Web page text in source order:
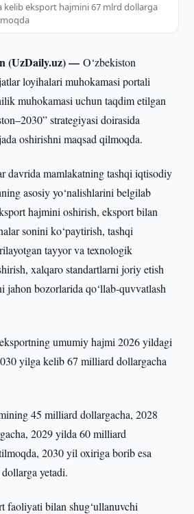
kelib eksport hajmini 67 mlrd dollarga
(UzDaily.uz) —O‘zbekiston
loyihalari muhokamasi portali
muhokamasi uchun taqdim etilgan
strategiyasi doirasida
oshirishni maqsad qilmoqda.
davrida mamlakatning tashqi iqtisodiy
asosiy yo‘nalishlarini belgilab
hajmini oshirish, eksport bilan
sonini ko‘paytirish, tashqi
tayyor va texnologik
xalqaro standartlarni joriy etish
jahon bozorlarida qo‘llab-quvvatlash
umumiy hajmi 2026 yildagi
yilga kelib 67 milliard dollargacha
45 milliard dollargacha, 2028
2029 yilda 60 milliard
2030 yil oxiriga borib esa
yetadi.
faoliyati bilan shug‘ullanuvchi